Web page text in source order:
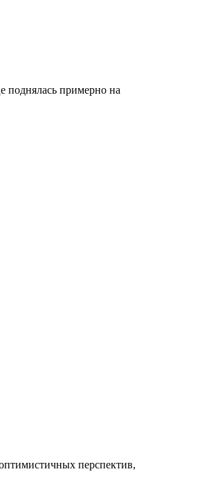
поднялась примерно на
перспектив,